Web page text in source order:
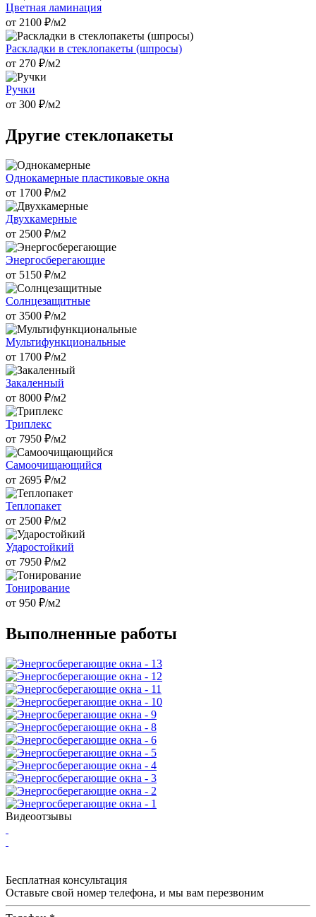
Цветная ламинация
от 2100 ₽/м2
Раскладки в стеклопакеты (шпросы)
от 270 ₽/м2
Ручки
от 300 ₽/м2
Другие стеклопакеты
Однокамерные пластиковые окна
от 1700 ₽/м2
Двухкамерные
от 2500 ₽/м2
Энергосберегающие
от 5150 ₽/м2
Солнцезащитные
от 3500 ₽/м2
Мультифункциональные
от 1700 ₽/м2
Закаленный
от 8000 ₽/м2
Триплекс
от 7950 ₽/м2
Самоочищающийся
от 2695 ₽/м2
Теплопакет
от 2500 ₽/м2
Ударостойкий
от 7950 ₽/м2
Тонирование
от 950 ₽/м2
Выполненные работы
Видеоотзывы
Бесплатная консультация
Оставьте свой номер телефона, и мы вам перезвоним